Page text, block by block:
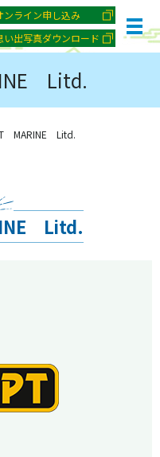
ンライン申し込み
い出写真ダウンロード
メ
Litd.
MARINE Litd.
Litd.